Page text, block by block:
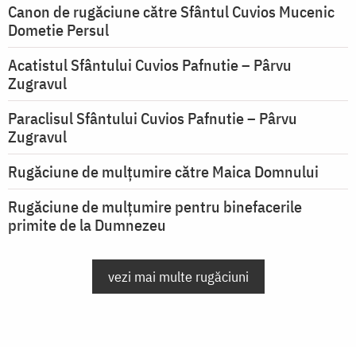
Canon de rugăciune către Sfântul Cuvios Mucenic
Dometie Persul
Acatistul Sfântului Cuvios Pafnutie – Pârvu
Zugravul
Paraclisul Sfântului Cuvios Pafnutie – Pârvu
Zugravul
Rugăciune de mulţumire către Maica Domnului
Rugăciune de mulțumire pentru binefacerile
primite de la Dumnezeu
vezi mai multe rugăciuni